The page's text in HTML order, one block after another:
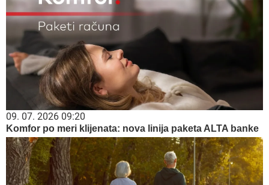
09. 07. 2026 09:20
Komfor po meri klijenata: nova linija paketa ALTA banke